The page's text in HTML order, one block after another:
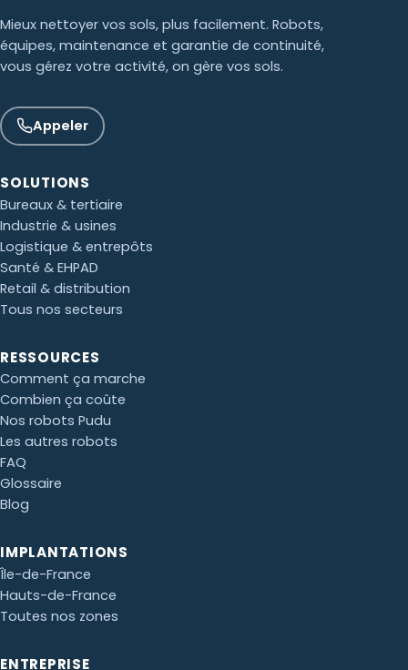
Mieux nettoyer vos sols, plus facilement. Robots,
équipes, maintenance et garantie de continuité,
vous gérez votre activité, on gère vos sols.
Appeler
SOLUTIONS
Bureaux & tertiaire
Industrie & usines
Logistique & entrepôts
Santé & EHPAD
Retail & distribution
Tous nos secteurs
RESSOURCES
Comment ça marche
Combien ça coûte
Nos robots Pudu
Les autres robots
FAQ
Glossaire
Blog
IMPLANTATIONS
Île-de-France
Hauts-de-France
Toutes nos zones
ENTREPRISE
Paul · Easy to Clean
Clone du co-fondateur · En ligne